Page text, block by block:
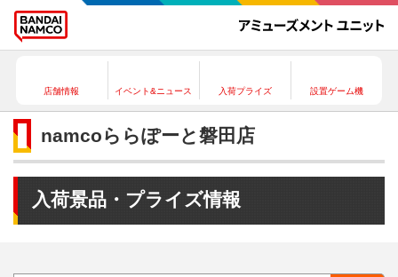
店舗情報 イベント&ニュース 入荷プライズ 設置ゲーム機
namcoららぽーと磐田店
入荷景品・プライズ情報